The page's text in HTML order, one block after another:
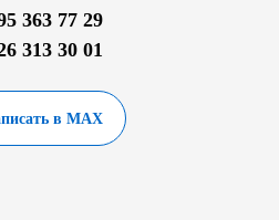
363 77 29
313 30 01
в MAX